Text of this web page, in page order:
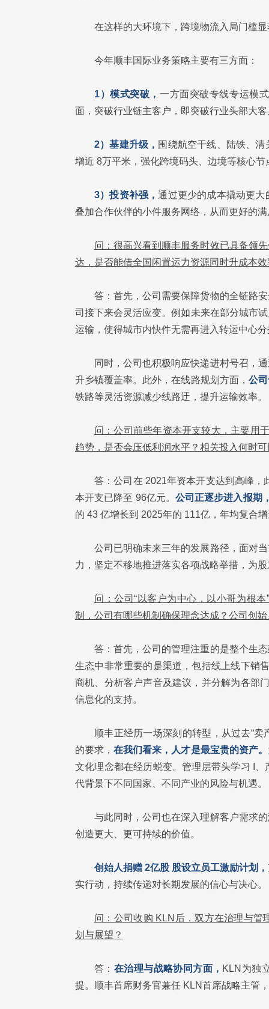
在这样的大环境下，跨境物流入局门槛
今年顺丰国际业务策略主要有三方面：
1）模式突破， 一方面突破专线专运模
面，突破行业链主客户，即突破行业头部大
2）基建升级， 围绕航空干线、陆铁、
增近 8万平米，强化跨境码头、边境等核心
3）投资补强，通过更少的成本撬动更
叠加合作伙伴的小件服务网络，从而更好的
问：很高兴看到顺丰服务时效已具备领
达，是否能借全国闲置运力资源同时升成本
答：首先，公司需要保障货物的全链路
司接下来会灵活应变。例如未来在部分城市
运输，使得城市内快件无需再进入转运中心
同时，公司也积极响应快递进村号召，
升乡镇覆盖率。此外，在线路规划方面， 公
铁路等灵活资源减少线路迂，提升运输效率。
问：公司前些年资本开支较大，主要用
趋势，是否会压低利润水平？相关投入何时
答：公司在 2021年资本开支达到高峰
本开支已降至 96亿元。 公司正逐步进入报期
的 43 亿增长到 2025年的 111亿，年均复合
公司已明确未来三年的发展路径，面对
力，坚定不移地推进落实各项战略举措，为
问：公司“以客户为中心，以小哥为根
制，公司有哪些机制确保理念达成？公司创
答：首先，公司的管理注重的是整个生
生态中非常重要的是渠道，包括线上线下销
商机、分析客户声音及建议，并分解为各部
信息化的支持。
顺丰正经历一场深刻的转型，从过去“卖
的要求，在我们看来，人才是最宝贵的资产。
文化理念都在经历蜕变。管理层带头学习 I
代背景下不同国家、不同产业的风险与机遇。
与此同时，公司也在深入理解客户需求
创造更大、更可持续的价值。
创始人捐赠 2亿股 股设立员工激励计划，
实行动，持续传递对长期发展的信心与决心。
问：公司收购 KLN后，双方在治理与
划与展望？
答： 在治理与战略协同方面， KLN为独
提。顺丰首席财务官兼任 KLN首席战略主管